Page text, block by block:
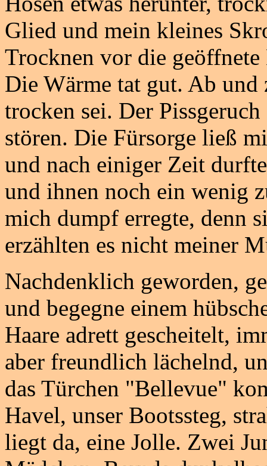
Glied und mein kleines
Trocknen vor die geöffnete
Die Wärme tat gut. Ab
trocken sei. Der
stören. Die Fürsorge ließ
und nach einiger Zeit
und ihnen noch ein wenig
mich dumpf erregte, denn
erzählten es nicht meiner
Nachdenklich geworden,
und begegne einem
Haare adrett gescheitelt,
aber freundlich lächelnd,
das Türchen "Bellevue"
Havel, unser Bootssteg,
liegt da, eine Jolle. Zwei